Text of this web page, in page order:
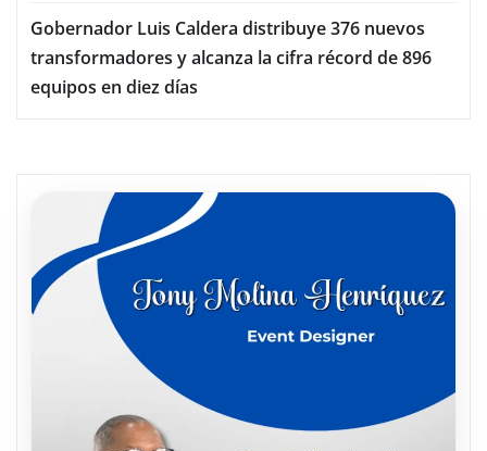
Gobernador Luis Caldera distribuye 376 nuevos
transformadores y alcanza la cifra récord de 896
equipos en diez días